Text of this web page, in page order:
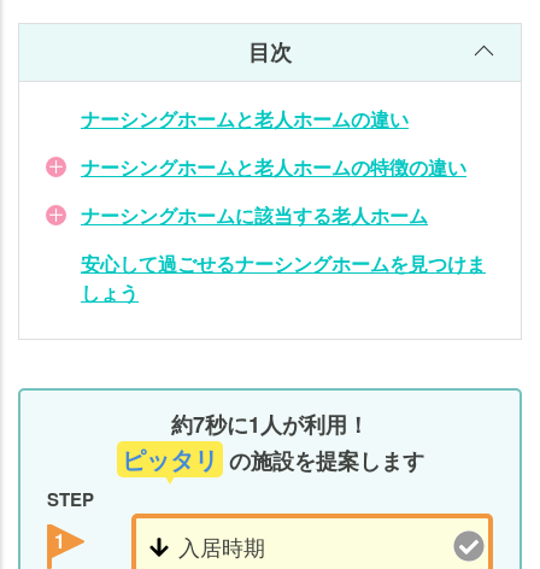
ング実績500法人以上、講演実績700回以上。また「ガイアの
夜明け（テレビ東京）」など、テレビ、新聞、雑誌の取材も多
目次
ナーシングホームと老人ホームの違い
ナーシングホームと老人ホームの特徴の違い
ナーシングホームに該当する老人ホーム
安心して過ごせるナーシングホームを見つけま
しょう
約7秒に1人が利用！
ピッタリ の施設を提案します
STEP
1